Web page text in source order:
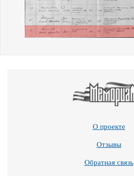
О проекте
Отзывы
Обратная связь